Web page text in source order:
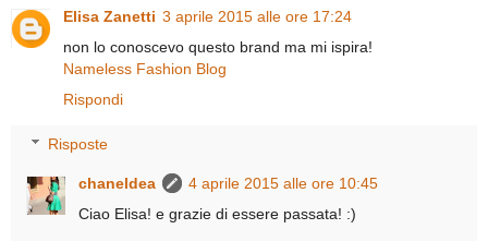
Elisa Zanetti 3 aprile 2015 alle ore 17:24
non lo conoscevo questo brand ma mi ispira!
Nameless Fashion Blog
Rispondi
Risposte
chaneldea
4 aprile 2015 alle ore 10:45
Ciao Elisa! e grazie di essere passata! :)